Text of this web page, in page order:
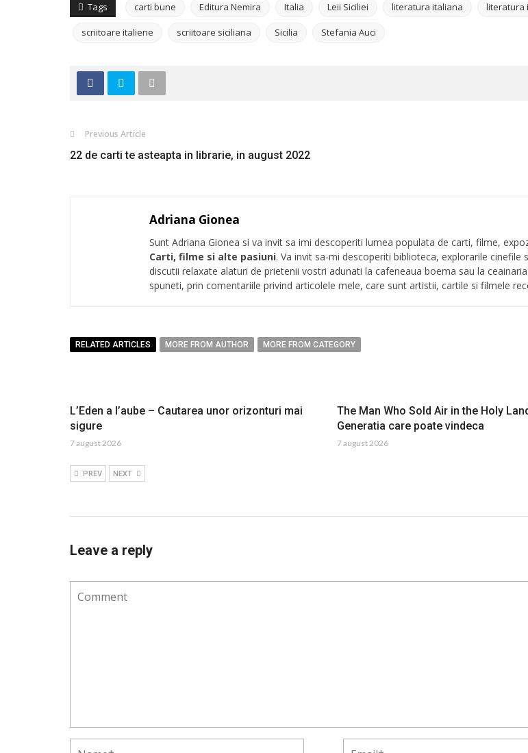
Tags carti bune Editura Nemira Italia Leii Siciliei literatura italiana literatura
scriitoare italiene scriitoare siciliana Sicilia Stefania Auci
Previous Article
22 de carti te asteapta in librarie, in august 2022
Adriana Gionea
Sunt Adriana Gionea si va invit sa imi descoperiti lumea populata de carti, filme,
Carti, filme si alte pasiuni. Va invit sa-mi descoperiti biblioteca, explorarile
discutii relaxate alaturi de prietenii vostri adunati la cafeneaua boema sau la
spuneti, prin comentariile privind articolele mele, care sunt artistii, cartile si filmele
RELATED ARTICLES MORE FROM AUTHOR MORE FROM CATEGORY
L’Eden a I’aube – Cautarea unor orizonturi mai
sigure
7 august 2026
The Man Who Sold Air in the Holy
Generatia care poate vindeca
7 august 2026
PREV NEXT
Leave a reply